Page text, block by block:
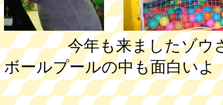
今年も来
ボールプールの中も面白いよ